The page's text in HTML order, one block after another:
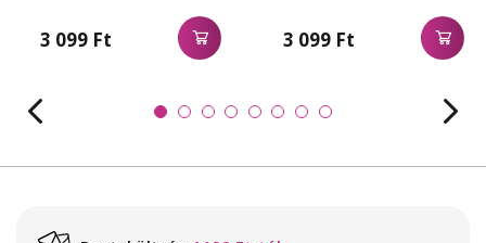
3 099 Ft 3 099 Ft